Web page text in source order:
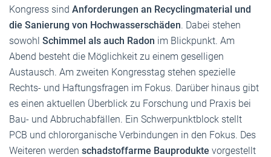
Kongress sind Anforderungen an Recyclingmaterial und
die Sanierung von Hochwasserschäden. Dabei stehen
sowohl Schimmel als auch Radon im Blickpunkt. Am
Abend besteht die Möglichkeit zu einem geselligen
Austausch. Am zweiten Kongresstag stehen spezielle
Rechts- und Haftungsfragen im Fokus. Darüber hinaus gibt
es einen aktuellen Überblick zu Forschung und Praxis bei
Bau- und Abbruchabfällen. Ein Schwerpunktblock stellt
PCB und chlororganische Verbindungen in den Fokus. Des
Weiteren werden schadstoffarme Bauprodukte vorgestellt